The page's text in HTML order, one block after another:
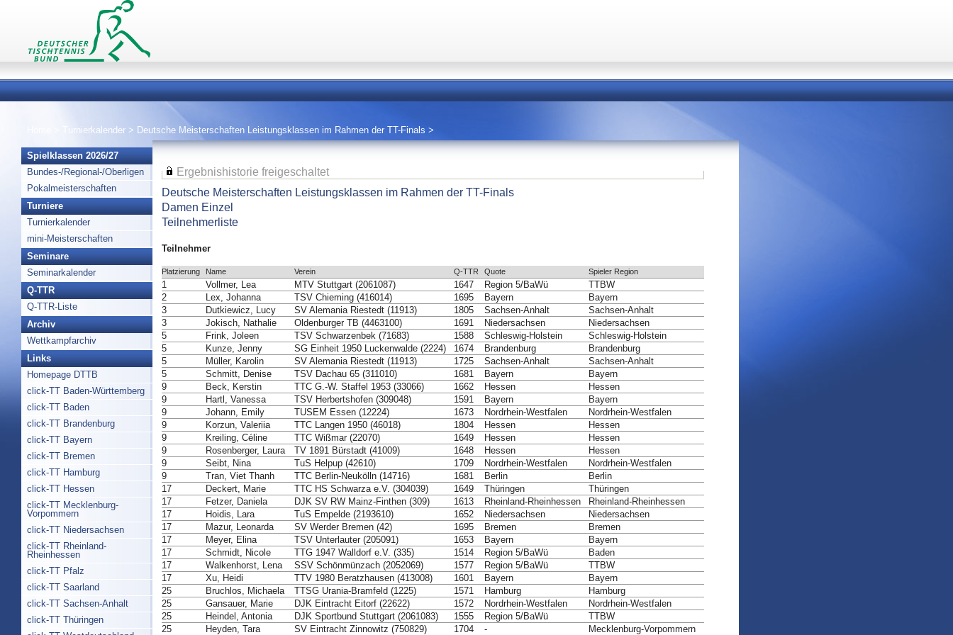
Turnierkalender > Deutsche Meisterschaften Leistungsklassen im Rahmen der TT-Finals >
Spielklassen 2026/27
Bundes-/Regional-/Oberligen
Pokalmeisterschaften
Turniere
Turnierkalender
mini-Meisterschaften
Seminare
Seminarkalender
Q-TTR
Q-TTR-Liste
Archiv
Wettkampfarchiv
Links
Homepage DTTB
click-TT Baden-Württemberg
click-TT Baden
click-TT Brandenburg
click-TT Bayern
click-TT Bremen
click-TT Hamburg
click-TT Hessen
click-TT Mecklenburg-
Vorpommern
click-TT Niedersachsen
click-TT Rheinland-
Rheinhessen
click-TT Pfalz
click-TT Saarland
click-TT Sachsen-Anhalt
click-TT Thüringen
Ergebnishistorie freigeschaltet
Deutsche Meisterschaften Leistungsklassen im Rahmen der TT-Finals
Damen Einzel
Teilnehmerliste
Teilnehmer
Platzierung Name Verein Q-TTR Quote Spieler Region
1 Vollmer, Lea MTV Stuttgart (2061087) 1647 Region 5/BaWü
TTBW
2
Lex, Johanna TSV Chieming (416014) 1695 Bayern
Bayern
3
Dutkiewicz, Lucy SV Alemania Riestedt (11913) 1805 Sachsen-Anhalt
Sachsen-Anhalt
3
Jokisch, Nathalie Oldenburger TB (4463100) 1691 Niedersachsen
Niedersachsen
5
Frink, Joleen TSV Schwarzenbek (71683) 1588 Schleswig-Holstein
Schleswig-Holstein
5
Kunze, Jenny SG Einheit 1950 Luckenwalde (2224) 1674 Brandenburg
Brandenburg
5
Müller, Karolin SV Alemania Riestedt (11913) 1725 Sachsen-Anhalt
Sachsen-Anhalt
5
Schmitt, Denise TSV Dachau 65 (311010) 1681 Bayern
Bayern
9
Beck, Kerstin TTC G.-W. Staffel 1953 (33066) 1662 Hessen
Hessen
9
Hartl, Vanessa TSV Herbertshofen (309048) 1591 Bayern
Bayern
9
Johann, Emily TUSEM Essen (12224) 1673 Nordrhein-Westfalen
Nordrhein-Westfalen
9
Korzun, Valeriia TTC Langen 1950 (46018) 1804 Hessen
Hessen
9
Kreiling, Céline TTC Wißmar (22070) 1649 Hessen
Hessen
9
Rosenberger, Laura TV 1891 Bürstadt (41009) 1648 Hessen
Hessen
9
Seibt, Nina TuS Helpup (42610) 1709 Nordrhein-Westfalen
Nordrhein-Westfalen
9
Tran, Viet Thanh TTC Berlin-Neukölln (14716) 1681 Berlin
Berlin
17
Deckert, Marie TTC HS Schwarza e.V. (304039) 1649 Thüringen
Thüringen
17
Fetzer, Daniela DJK SV RW Mainz-Finthen (309) 1613 Rheinland-Rheinhessen
Rheinland-Rheinhessen
17
Hoidis, Lara TuS Empelde (2193610) 1652 Niedersachsen
Niedersachsen
17
Mazur, Leonarda SV Werder Bremen (42) 1695 Bremen
Bremen
17
Meyer, Elina TSV Unterlauter (205091) 1653 Bayern
Bayern
17
Schmidt, Nicole TTG 1947 Walldorf e.V. (335) 1514 Region 5/BaWü
Baden
17
Walkenhorst, Lena SSV Schönmünzach (2052069) 1577 Region 5/BaWü
TTBW
17
Xu, Heidi TTV 1980 Beratzhausen (413008) 1601 Bayern
Bayern
25
Bruchlos, Michaela TTSG Urania-Bramfeld (1225) 1571 Hamburg
Hamburg
25
Gansauer, Marie DJK Eintracht Eitorf (22622) 1572 Nordrhein-Westfalen
Nordrhein-Westfalen
25
Heindel, Antonia DJK Sportbund Stuttgart (2061083) 1555 Region 5/BaWü
TTBW
25
Heyden, Tara SV Eintracht Zinnowitz (750829) 1704 - Mecklenburg-Vorpommern